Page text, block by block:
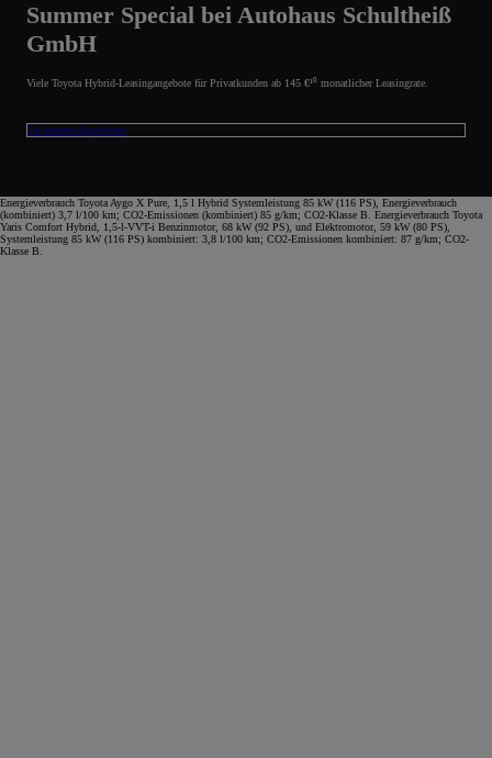
Summer Special bei Autohaus Schultheiß
GmbH
Viele Toyota Hybrid-Leasingangebote für Privatkunden ab 145 €¹⁰ monatlicher Leasingrate.
Zu unseren Angeboten
Energieverbrauch Toyota Aygo X Pure, 1,5 l Hybrid Systemleistung 85 kW (116 PS), Energieverbrauch
(kombiniert) 3,7 l/100 km; CO2-Emissionen (kombiniert) 85 g/km; CO2-Klasse B. Energieverbrauch Toyota
Yaris Comfort Hybrid, 1,5-l-VVT-i Benzinmotor, 68 kW (92 PS), und Elektromotor, 59 kW (80 PS),
Systemleistung 85 kW (116 PS) kombiniert: 3,8 l/100 km; CO2-Emissionen kombiniert: 87 g/km; CO2-
Klasse B.